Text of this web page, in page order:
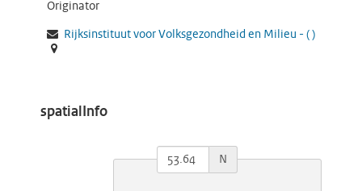
Originator
Rijksinstituut voor Volksgezondheid en Milieu - ( )
spatialInfo
N